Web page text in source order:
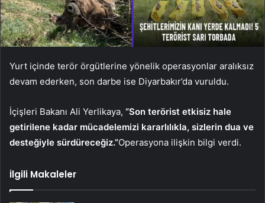
Yurt içinde terör örgütlerine yönelik operasyonlar aralıksız
devam ederken, son darbe ise Diyarbakır’da vuruldu.
İçişleri Bakanı Ali Yerlikaya, “Son terörist etkisiz hale
getirilene kadar mücadelemizi kararlılıkla, sizlerin dua ve
desteğiyle sürdüreceğiz.”Operasyona ilişkin bilgi verdi.
İlgili Makaleler